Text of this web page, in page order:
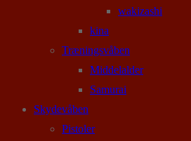
wakizashi
kina
Træningsvåben
Middelalder
Samurai
Skydevåben
Pistoler